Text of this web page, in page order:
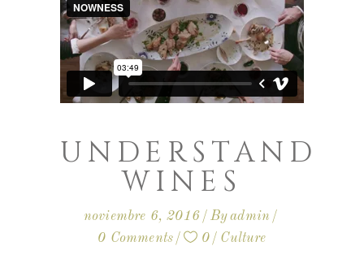
UNDERSTAND
WINES
noviembre 6, 2016 Byadmin
0 Comments
0 Culture